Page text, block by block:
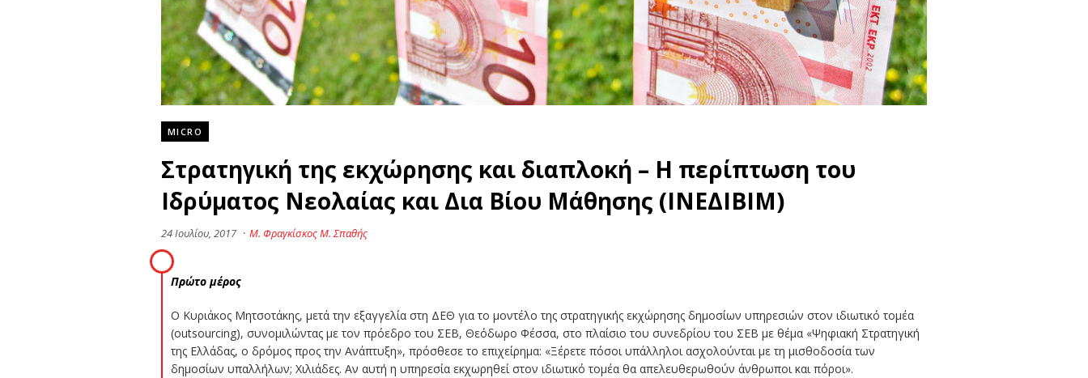
MICRO
Στρατηγική της εκχώρησης και διαπλοκή – Η περίπτωση του
Ιδρύματος Νεολαίας και Δια Βίου Μάθησης (ΙΝΕΔΙΒΙΜ)
24 Ιουλίου, 2017 · Μ. Φραγκίσκος Μ. Σπαθής
Πρώτο μέρος
Ο Κυριάκος Μητσοτάκης, μετά την εξαγγελία στη ΔΕΘ για το μοντέλο της στρατηγικής εκχώρησης δημοσίων υπηρεσιών στον ιδιωτικό τομέα
(outsourcing), συνομιλώντας με τον πρόεδρο του ΣΕΒ, Θεόδωρο Φέσσα, στο πλαίσιο του συνεδρίου του ΣΕΒ με θέμα «Ψηφιακή Στρατηγική
της Ελλάδας, ο δρόμος προς την Ανάπτυξη», πρόσθεσε το επιχείρημα: «Ξέρετε πόσοι υπάλληλοι ασχολούνται με τη μισθοδοσία των
δημοσίων υπαλλήλων; Χιλιάδες. Αν αυτή η υπηρεσία εκχωρηθεί στον ιδιωτικό τομέα θα απελευθερωθούν άνθρωποι και πόροι».